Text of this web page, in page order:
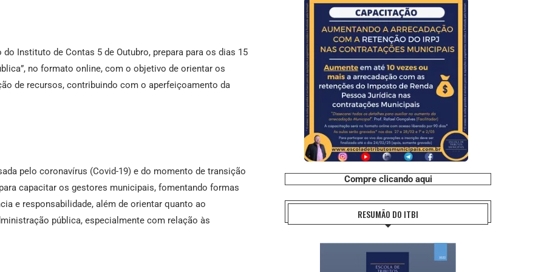
Instituto de Contas 5 de Outubro, prepara para os dias 15
no formato online, com o objetivo de orientar os
de recursos, contribuindo com o aperfeiçoamento da
pelo coronavírus (Covid-19) e do momento de transição
capacitar os gestores municipais, fomentando formas
e responsabilidade, além de orientar quanto ao
pública, especialmente com relação às
Compre clicando aqui
RESUMÃO DO ITBI